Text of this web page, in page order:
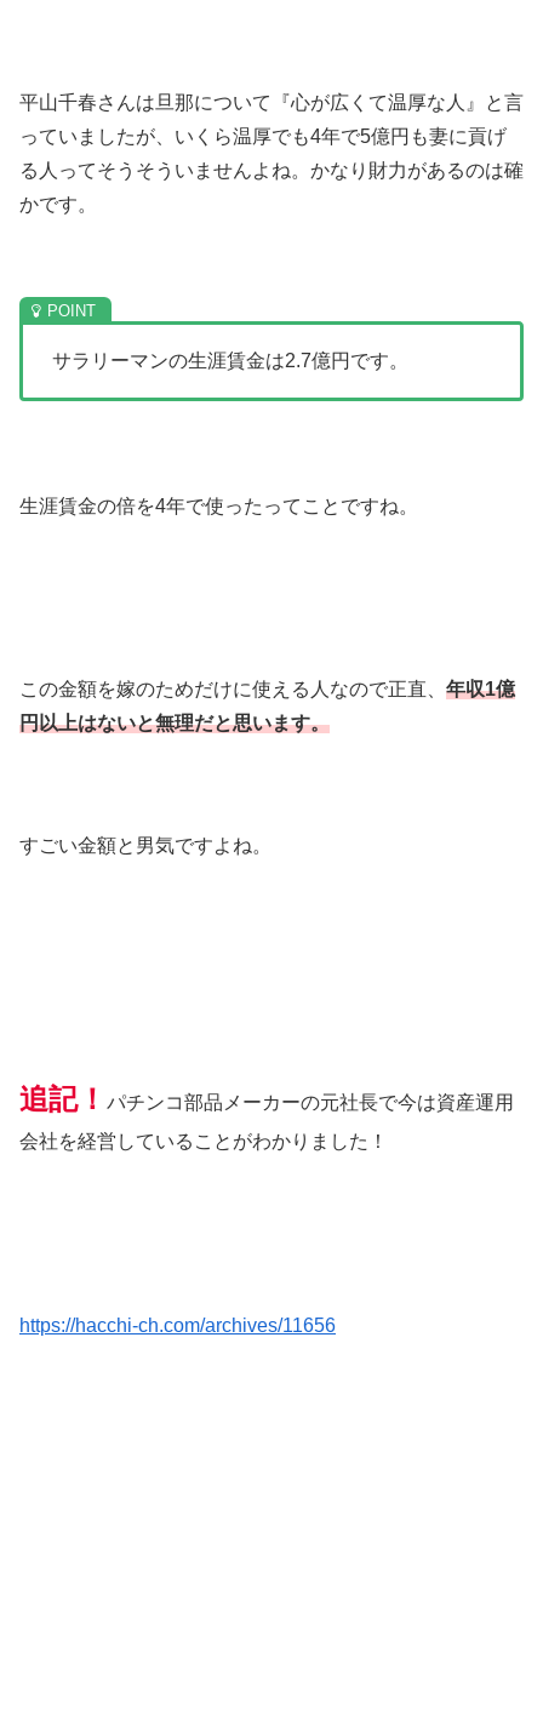
平山千春さんは旦那について『心が広くて温厚な人』と言
っていましたが、いくら温厚でも4年で5億円も妻に貢げ
る人ってそうそういませんよね。かなり財力があるのは確
かです。
サラリーマンの生涯賃金は2.7億円です。
生涯賃金の倍を4年で使ったってことですね。
この金額を嫁のためだけに使える人なので正直、 年収1億
円以上はないと無理だと思います。
すごい金額と男気ですよね。
追記！ パチンコ部品メーカーの元社長で今は資産運用
会社を経営していることがわかりました！
https://hacchi-ch.com/archives/11656